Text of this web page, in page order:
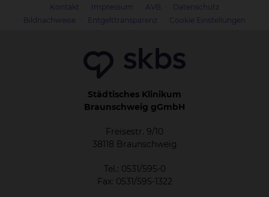
Kontakt Impressum AVB
Datenschutz
Bildnachweise
Entgelttransparenz Cookie Einstellungen
Städtisches Klinikum
Braunschweig gGmbH
Freisestr. 9/10
38118 Braunschweig
Tel.: 0531/595-0
Fax: 0531/595-1322